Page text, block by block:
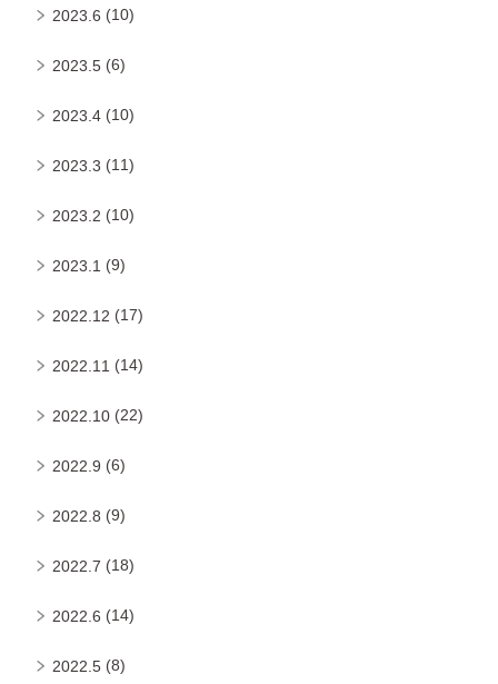
2023.6 (10)
2023.5 (6)
2023.4 (10)
2023.3 (11)
2023.2 (10)
2023.1 (9)
2022.12 (17)
2022.11 (14)
2022.10 (22)
2022.9 (6)
2022.8 (9)
2022.7 (18)
2022.6 (14)
2022.5 (8)